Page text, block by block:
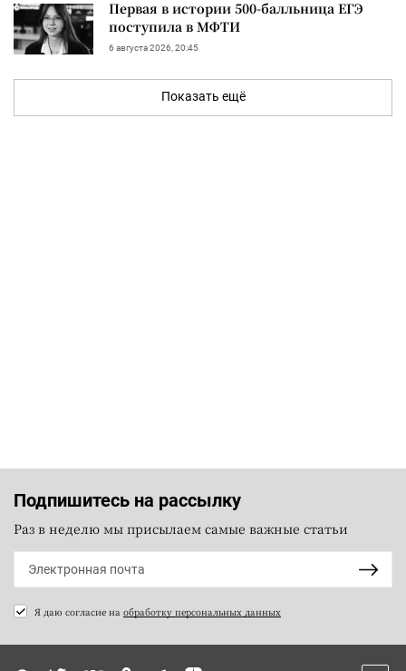
Первая в истории 500-балльница ЕГЭ
поступила в МФТИ
6 августа 2026, 20:45
Показать ещё
Подпишитесь на рассылку
Раз в неделю мы присылаем самые важные статьи
Я даю согласие на обработку персональных данных